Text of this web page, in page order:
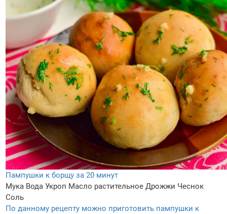
Пампушки к борщу за 20 минут
Мука Вода Укроп Масло растительное Дрожжи Чеснок
Соль
По данному рецепту можно приготовить пампушки к